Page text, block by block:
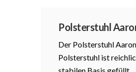
Polsterstuhl
Der Polsterstuhl
Polsterstuhl ist